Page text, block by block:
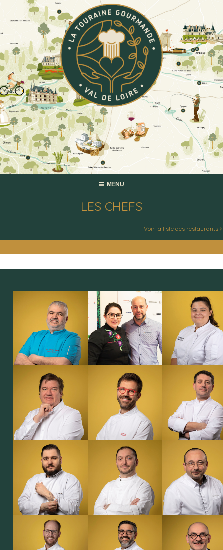
MENU
LES CHEFS
Voir la liste des restaurants